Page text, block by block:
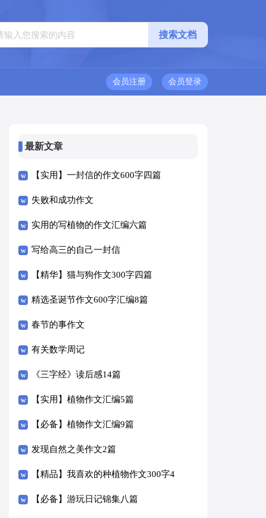
会员登录
会员注册
最新文章
【实用】一封信的作文600字四篇
失败和成功作文
实用的写植物的作文汇编六篇
写给高三的自己一封信
【精华】猫与狗作文300字四篇
精选圣诞节作文600字汇编8篇
春节的事作文
有关数学周记
《三字经》读后感14篇
【实用】植物作文汇编5篇
【必备】植物作文汇编9篇
发现自然之美作文2篇
【精品】我喜欢的种植物作文300字4
篇【必备】游玩日记锦集八篇